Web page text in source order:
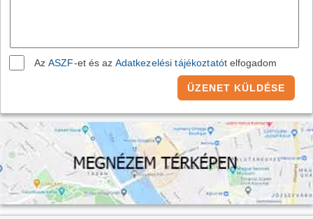
Gáz:
nincs megadva
Az ASZF-et és az Adatkezelési tájékoztatót elfogadom
ÜZENET KÜLDÉSE